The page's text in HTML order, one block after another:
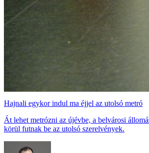
Hajnali egykor indul ma éjjel az utolsó metró
Át lehet metrózni az újévbe, a belvárosi
körül futnak be az utolsó szerelvények.